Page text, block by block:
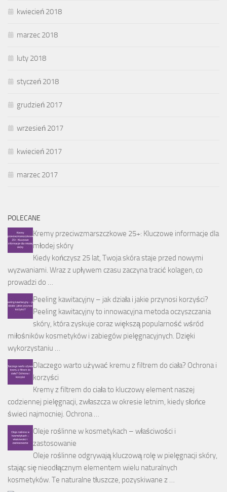
kwiecień 2018
marzec 2018
luty 2018
styczeń 2018
grudzień 2017
wrzesień 2017
kwiecień 2017
marzec 2017
POLECANE
Kremy przeciwzmarszczkowe 25+: Kluczowe informacje dla
młodej skóry
Kiedy kończysz 25 lat, Twoja skóra staje przed nowymi
wyzwaniami. Wraz z upływem czasu zaczyna tracić kolagen, co
prowadzi do …
Peeling kawitacyjny – jak działa i jakie przynosi korzyści?
Peeling kawitacyjny to innowacyjna metoda oczyszczania
skóry, która zyskuje coraz większą popularność wśród
miłośników kosmetyków i zabiegów pielęgnacyjnych. Dzięki
wykorzystaniu …
Dlaczego warto używać kremu z filtrem do ciała? Ochrona i
korzyści
Kremy z filtrem do ciała to kluczowy element naszej
codziennej pielęgnacji, zwłaszcza w okresie letnim, kiedy słońce
świeci najmocniej. Ochrona …
Oleje roślinne w kosmetykach – właściwości i
zastosowanie
Oleje roślinne odgrywają kluczową rolę w pielęgnacji skóry,
stając się nieodłącznym elementem wielu naturalnych
kosmetyków. Te naturalne tłuszcze, pozyskiwane z …